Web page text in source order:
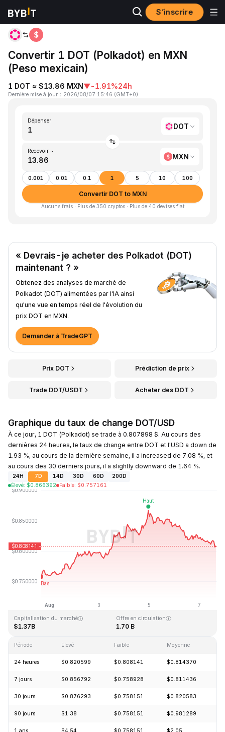
S’inscrire
Accueil
Convertir 1 DOT (Polkadot) en MXN
(Peso mexicain)
1 DOT ≈ $13.86 MXN▼-1.91%24h
Dernière mise à jour ： 2026/08/07 15:46 (GMT+0)
Dépenser
DOT
Recevoir ~
MXN
0.001 0.01 0.1 1 5 10 100
Convertir DOT to MXN
Aucuns frais · Plus de 350 cryptos · Plus de 40 devises fiat
« Devrais-je acheter des Polkadot (DOT)
maintenant ? »
Obtenez des analyses de marché de
Polkadot (DOT) alimentées par l'IA ainsi
qu'une vue en temps réel de l'évolution du
prix DOT en MXN.
Demander à TradeGPT
Prix DOT Prédiction de prix
Trade DOT/USDT Acheter des DOT
Graphique du taux de change DOT/USD
À ce jour, 1 DOT (Polkadot) se trade à 0.807898 $. Au cours des
dernières 24 heures, le taux de change entre DOT et l'USD a down de
1.93 %, au cours de la dernière semaine, il a increased de 7.08 %, et
au cours des 30 derniers jours, il a slightly downward de 1.64 %.
24H 7D 14D 30D 60D
200D
Élevé: $0.866392 Faible: $0.757161
Dernière mise à jour : 2026-08-07, 15:46 GMT+0
$0.746764
Capitalisation du marché
$1.37B
Offre en circulation
1.70 B
Période Élevé Faible Moyenne
24 heures $0.820599 $0.808141 $0.814370
7 jours $0.856792 $0.758928 $0.811436
30 jours $0.876293 $0.758151 $0.820583
90 jours $1.38 $0.758151 $0.981289
1 ans $4.54 $0.758151 $2.05